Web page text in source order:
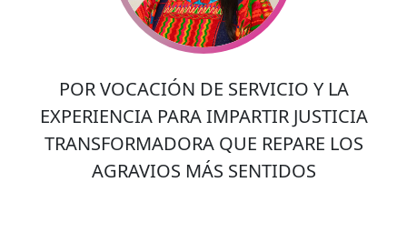
POR VOCACIÓN DE SERVICIO Y LA
EXPERIENCIA PARA IMPARTIR JUSTICIA
TRANSFORMADORA QUE REPARE LOS
AGRAVIOS MÁS SENTIDOS